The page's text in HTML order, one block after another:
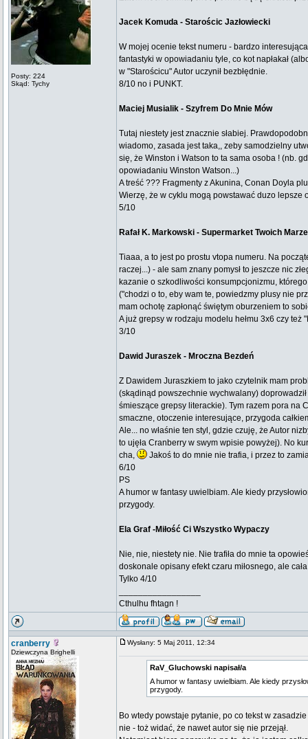
Posty: 224
Skąd: Tychy
Jacek Komuda - Starościc Jazłowiecki
W mojej ocenie tekst numeru - bardzo
fantastyki w opowiadaniu tyle, co kot napłakał
w "Starościcu" Autor uczynił bezbłędnie.
8/10 no i PUNKT.
Maciej Musialik - Szyfrem Do Mnie Mów
Tutaj niestety jest znacznie słabiej.
wiadomo, zasada jest taka,, zeby samodzielny
się, że Winston i Watson to ta sama osoba ! (nb.
opowiadaniu Winston Watson...)
A treść ??? Fragmenty z Akunina, Conan Doyla
Wierzę, że w cyklu mogą powstawać duzo lepsze
5/10
Rafał K. Markowski - Supermarket Twoich
Tiaaa, a to jest po prostu vtopa numeru. Na
raczej...) - ale sam znany pomysł to jeszcze nic
kazanie o szkodliwości konsumpcjonizmu,
("chodzi o to, eby wam te, powiedzmy plusy nie
mam ochotę zapłonąć świętym oburzeniem to
A już grepsy w rodzaju modelu hełmu 3x6 czy też
3/10
Dawid Juraszek - Mroczna Bezdeń
Z Dawidem Juraszkiem to jako czytelnik mam
(skądinąd powszechnie wychwalany)
śmieszące grepsy literackie). Tym razem pora na
smaczne, otoczenie interesujące, przygoda
Ale... no właśnie ten styl, gdzie czuję, że Autor
to ujęła Cranberry w swym wpisie powyżej). No
cha,
Jakoś to do mnie nie trafia, i przez to
6/10
PS
A humor w fantasy uwielbiam. Ale kiedy
przygody.
Ela Graf -Miłość Ci Wszystko Wypaczy
Nie, nie, niestety nie. Nie trafiła do mnie ta
doskonale opisany efekt czaru miłosnego, ale
Tylko 4/10
Cthulhu fhtagn !
cranberry
Dziewczyna Brighelli
Wysłany: 5 Maj 2011, 12:34
RaV_Gluchowski napisał/a
A humor w fantasy uwielbiam. Ale kiedy
przygody.
Bo wtedy powstaje pytanie, po co tekst w
nie - toż widać, że nawet autor się nie przejął.